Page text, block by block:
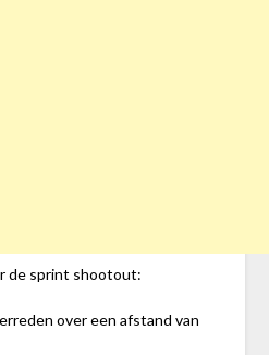
de sprint shootout:
over een afstand van